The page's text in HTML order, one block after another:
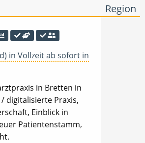
Region
in Vollzeit ab sofort in
in Bretten in
digitalisierte Praxis,
Einblick in
Patientenstamm,